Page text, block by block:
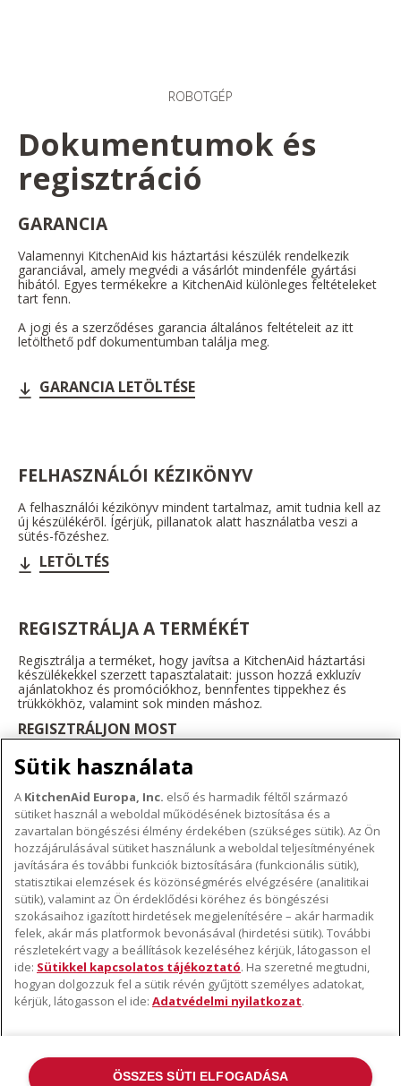
ROBOTGÉP
Dokumentumok és
regisztráció
GARANCIA
Valamennyi KitchenAid kis háztartási készülék rendelkezik
garanciával, amely megvédi a vásárlót mindenféle gyártási
hibától. Egyes termékekre a KitchenAid különleges feltételeket
tart fenn.
A jogi és a szerződéses garancia általános feltételeit az itt
letölthető pdf dokumentumban találja meg.
GARANCIA LETÖLTÉSE
FELHASZNÁLÓI KÉZIKÖNYV
A felhasználói kézikönyv mindent tartalmaz, amit tudnia kell az
új készülékérõl. Ígérjük, pillanatok alatt használatba veszi a
sütés-fõzéshez.
LETÖLTÉS
REGISZTRÁLJA A TERMÉKÉT
Regisztrálja a terméket, hogy javítsa a KitchenAid háztartási
készülékekkel szerzett tapasztalatait: jusson hozzá exkluzív
ajánlatokhoz és promóciókhoz, bennfentes tippekhez és
trükkökhöz, valamint sok minden máshoz.
REGISZTRÁLJON MOST
A KITCHENAID MÁRKÁRÓL
A márka lényege
A márka története
ODR
TÁMOGATÁS
Hol lehet megvenni
Garancia és dokumentumok
Ügyfélszolgálat
KÖVESSEN BENNÜNKET
Sütik használata
A KitchenAid Europa, Inc. első és harmadik féltől származó
sütiket használ a weboldal működésének biztosítása és a
zavartalan böngészési élmény érdekében (szükséges sütik). Az Ön
hozzájárulásával sütiket használunk a weboldal teljesítményének
javítására és további funkciók biztosítására (funkcionális sütik),
statisztikai elemzések és közönségmérés elvégzésére (analitikai
sütik), valamint az Ön érdeklődési köréhez és böngészési
szokásaihoz igazított hirdetések megjelenítésére – akár harmadik
felek, akár más platformok bevonásával (hirdetési sütik). További
részletekért vagy a beállítások kezeléséhez kérjük, látogasson el
ide: Sütikkel kapcsolatos tájékoztató. Ha szeretné megtudni,
hogyan dolgozzuk fel a sütik révén gyűjtött személyes adatokat,
kérjük, látogasson el ide: Adatvédelmi nyilatkozat.
ÖSSZES SÜTI ELFOGADÁSA